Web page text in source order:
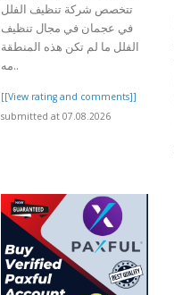
تتخصص شركة تنظيف الفلل
في عجمان في مجال تنظيف
الفلل ما لم تكن هذه المنطقة
مه..
[[View rating and comments]]
submitted at 07.08.2026